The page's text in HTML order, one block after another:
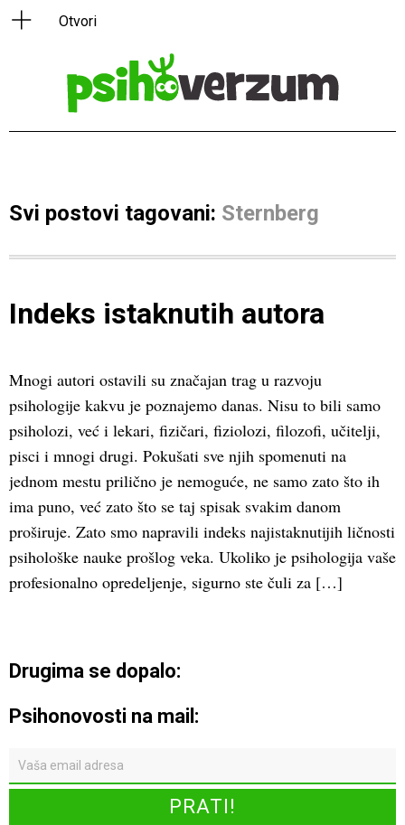
Svi postovi tagovani: Sternberg
Indeks istaknutih autora
Mnogi autori ostavili su značajan trag u razvoju
psihologije kakvu je poznajemo danas. Nisu to bili samo
psiholozi, već i lekari, fizičari, fiziolozi, filozofi, učitelji,
pisci i mnogi drugi. Pokušati sve njih spomenuti na
jednom mestu prilično je nemoguće, ne samo zato što ih
ima puno, već zato što se taj spisak svakim danom
proširuje. Zato smo napravili indeks najistaknutijih ličnosti
psihološke nauke prošlog veka. Ukoliko je psihologija vaše
profesionalno opredeljenje, sigurno ste čuli za […]
Drugima se dopalo:
Psihonovosti na mail: